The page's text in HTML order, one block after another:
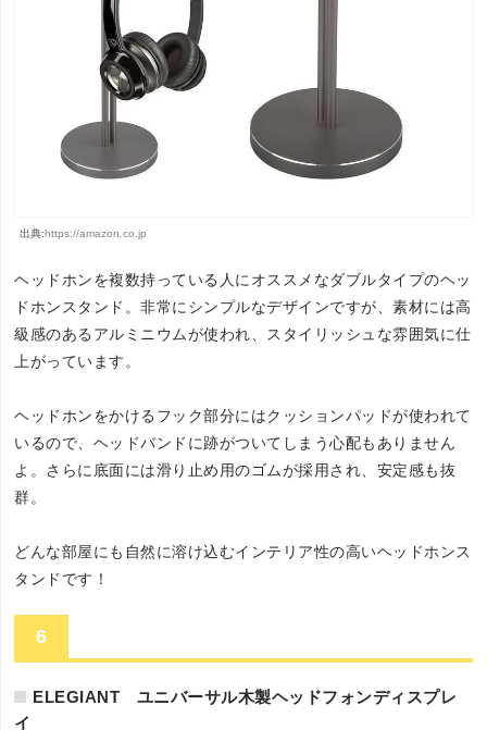
出典:https://amazon.co.jp
ヘッドホンを複数持っている人にオススメなダブルタイプのヘッ
ドホンスタンド。非常にシンプルなデザインですが、素材には高
級感のあるアルミニウムが使われ、スタイリッシュな雰囲気に仕
上がっています。
ヘッドホンをかけるフック部分にはクッションパッドが使われて
いるので、ヘッドバンドに跡がついてしまう心配もありません
よ。さらに底面には滑り止め用のゴムが採用され、安定感も抜
群。
どんな部屋にも自然に溶け込むインテリア性の高いヘッドホンス
タンドです！
6
ELEGIANT ユニバーサル木製ヘッドフォンディスプレ
イ